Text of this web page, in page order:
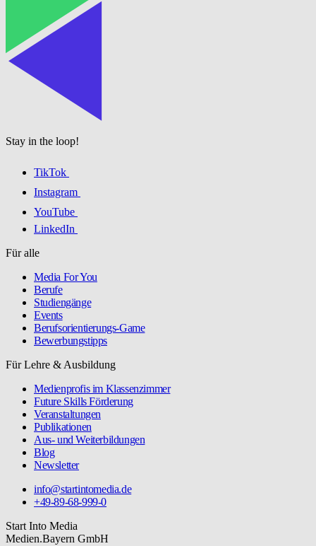
Stay in the loop!
TikTok
Instagram
YouTube
LinkedIn
Für alle
Media For You
Berufe
Studiengänge
Events
Berufsorientierungs-Game
Bewerbungstipps
Für Lehre & Ausbildung
Medienprofis im Klassenzimmer
Future Skills Förderung
Veranstaltungen
Publikationen
Aus- und Weiterbildungen
Blog
Newsletter
info@startintomedia.de
+49-89-68-999-0
Start Into Media
Medien.Bayern GmbH